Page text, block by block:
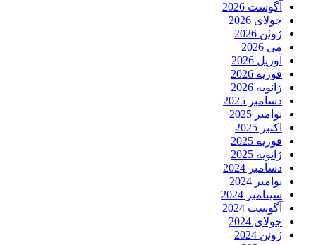
آگوست 2026
جولای 2026
ژوئن 2026
می 2026
آوریل 2026
فوریه 2026
ژانویه 2026
دسامبر 2025
نوامبر 2025
اکتبر 2025
فوریه 2025
ژانویه 2025
دسامبر 2024
نوامبر 2024
سپتامبر 2024
آگوست 2024
جولای 2024
ژوئن 2024